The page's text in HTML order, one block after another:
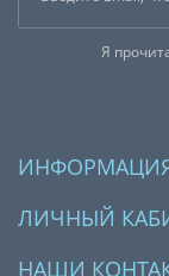
Я
ЛИЧНЫЙ
НАШИ